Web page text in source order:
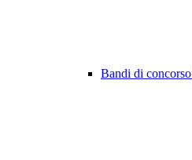
Bandi di concorso